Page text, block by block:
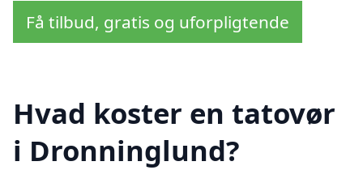
Få tilbud, gratis og uforpligtende
Hvad koster en tatovør
i Dronninglund?